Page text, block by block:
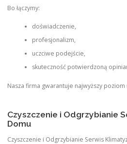
Bo łączymy:
doświadczenie,
profesjonalizm,
uczciwe podejście,
skuteczność potwierdzoną
Nasza firma gwarantuje najwyższy poziom
Czyszczenie i Odgrzybianie
Domu
Czyszczenie i Odgrzybianie Serwis